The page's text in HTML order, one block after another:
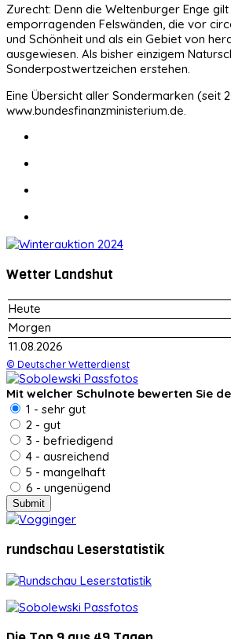
Zurecht: Denn die Weltenburger Enge
emporragenden Felswänden, die vor
und Schönheit und als ein Gebiet von
ausgewiesen. Als bisher einzigem
Sonderpostwertzeichen erstehen.
Eine Übersicht aller Sondermarken (seit
www.bundesfinanzministerium.de.
Wetter Landshut
Heute
Morgen
11.08.2026
© Deutscher Wetterdienst
Mit welcher Schulnote bewerten Sie
1 - sehr gut
2 - gut
3 - befriedigend
4 - ausreichend
5 - mangelhaft
6 - ungenügend
rundschau Leserstatistik